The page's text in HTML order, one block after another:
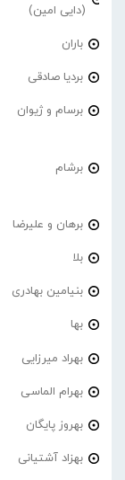
(دایی امین)
باران
بردیا صادقی
برسام و ژیوان
برشام
برهان و علیرضا
بلا
بنیامین بهادری
بها
بهراد میرزایی
بهرام الماسی
بهروز پایگان
بهزاد آشتیانی